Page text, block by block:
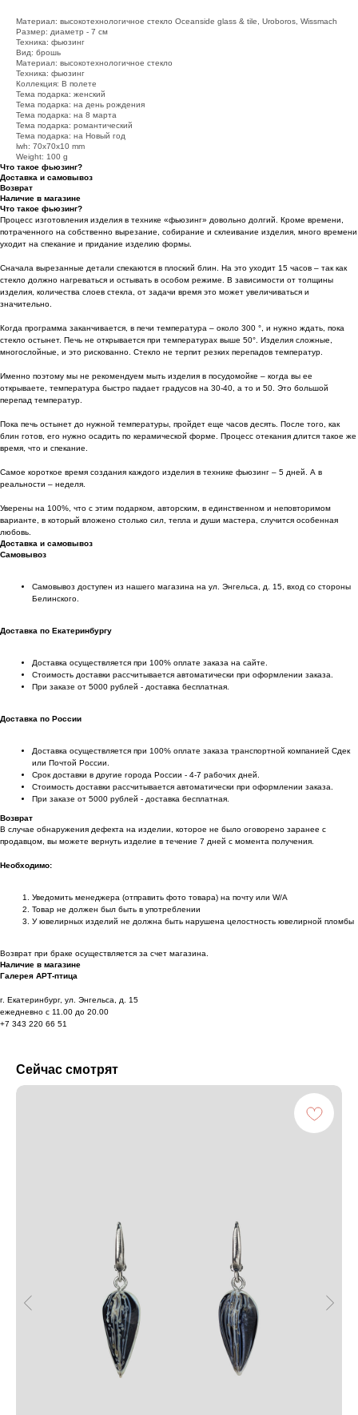
Материал: высокотехнологичное стекло Oceanside glass & tile, Uroboros, Wissmach
Размер: диаметр - 7 см
Техника: фьюзинг
Вид: брошь
Материал: высокотехнологичное стекло
Техника: фьюзинг
Коллекция: В полете
Тема подарка: женский
Тема подарка: на день рождения
Тема подарка: на 8 марта
Тема подарка: романтический
Тема подарка: на Новый год
lwh: 70x70x10 mm
Weight: 100 g
Что такое фьюзинг?
Доставка и самовывоз
Возврат
Наличие в магазине
Что такое фьюзинг?
Процесс изготовления изделия в технике «фьюзинг» довольно долгий. Кроме времени,
потраченного на собственно вырезание, собирание и склеивание изделия, много времени
уходит на спекание и придание изделию формы.
Сначала вырезанные детали спекаются в плоский блин. На это уходит 15 часов – так как
стекло должно нагреваться и остывать в особом режиме. В зависимости от толщины
изделия, количества слоев стекла, от задачи время это может увеличиваться и
значительно.
Когда программа заканчивается, в печи температура – около 300 °, и нужно ждать, пока
стекло остынет. Печь не открывается при температурах выше 50°. Изделия сложные,
многослойные, и это рискованно. Стекло не терпит резких перепадов температур.
Именно поэтому мы не рекомендуем мыть изделия в посудомойке – когда вы ее
открываете, температура быстро падает градусов на 30-40, а то и 50. Это большой
перепад температур.
Пока печь остынет до нужной температуры, пройдет еще часов десять. После того, как
блин готов, его нужно осадить по керамической форме. Процесс отекания длится такое же
время, что и спекание.
Самое короткое время создания каждого изделия в технике фьюзинг – 5 дней. А в
реальности – неделя.
Уверены на 100%, что с этим подарком, авторским, в единственном и неповторимом
варианте, в который вложено столько сил, тепла и души мастера, случится особенная
любовь.
Доставка и самовывоз
Самовывоз
Самовывоз доступен из нашего магазина на ул. Энгельса, д. 15, вход со стороны
Белинского.
Доставка по Екатеринбургу
Доставка осуществляется при 100% оплате заказа на сайте.
Стоимость доставки рассчитывается автоматически при оформлении заказа.
При заказе от 5000 рублей - доставка бесплатная.
Доставка по России
Доставка осуществляется при 100% оплате заказа транспортной компанией Сдек
или Почтой России.
Срок доставки в другие города России - 4-7 рабочих дней.
Стоимость доставки рассчитывается автоматически при оформлении заказа.
При заказе от 5000 рублей - доставка бесплатная.
Возврат
В случае обнаружения дефекта на изделии, которое не было оговорено заранее с
продавцом, вы можете вернуть изделие в течение 7 дней с момента получения.
Необходимо:
Уведомить менеджера (отправить фото товара) на почту или W/А
Товар не должен был быть в употреблении
У ювелирных изделий не должна быть нарушена целостность ювелирной пломбы
Возврат при браке осуществляется за счет магазина.
Наличие в магазине
Галерея АРТ-птица
г. Екатеринбург, ул. Энгельса, д. 15
ежедневно с 11.00 до 20.00
+7 343 220 66 51
Сейчас смотрят